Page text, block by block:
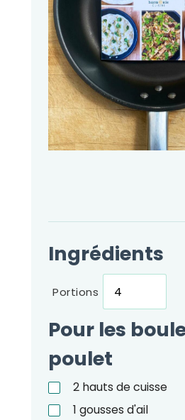
Ingrédients
Portions
Pour les
poulet
2 hauts de cuisse
1 gousses d'ail